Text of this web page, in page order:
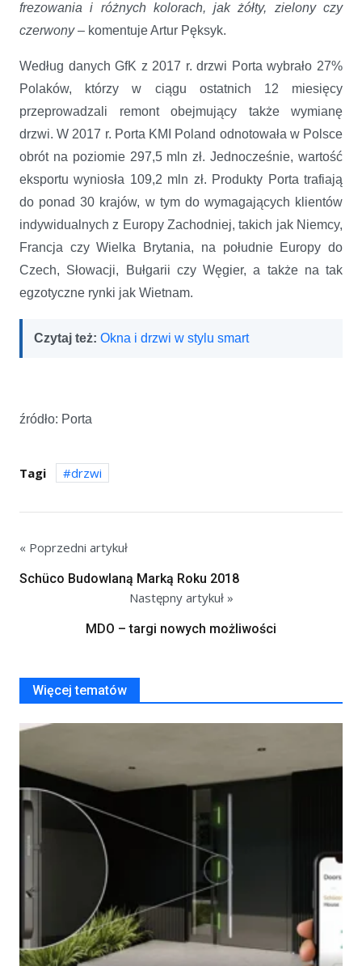
frezowania i różnych kolorach, jak żółty, zielony czy
czerwony– komentuje Artur Pęksyk.
Według danych GfK z 2017 r. drzwi Porta wybrało 27%
Polaków, którzy w ciągu ostatnich 12 miesięcy
przeprowadzali remont obejmujący także wymianę
drzwi. W 2017 r. Porta KMI Poland odnotowała w Polsce
obrót na poziomie 297,5 mln zł. Jednocześnie, wartość
eksportu wyniosła 109,2 mln zł. Produkty Porta trafiają
do ponad 30 krajów, w tym do wymagających klientów
indywidualnych z Europy Zachodniej, takich jak Niemcy,
Francja czy Wielka Brytania, na południe Europy do
Czech, Słowacji, Bułgarii czy Węgier, a także na tak
egzotyczne rynki jak Wietnam.
Czytaj też: Okna i drzwi w stylu smart
źródło: Porta
Tagi drzwi
« Poprzedni artykuł
Schüco Budowlaną Marką Roku 2018
Następny artykuł »
MDO – targi nowych możliwości
Więcej tematów